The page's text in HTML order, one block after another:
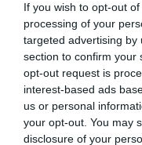
If you wish to opt-out
processing of your
targeted advertising by
section to confirm your
opt-out request is
interest-based ads
us or personal
your opt-out. You may
disclosure of your
Crédit Photo :
Plus qu’un temple,
religieux, dont la
000 ans. La cité